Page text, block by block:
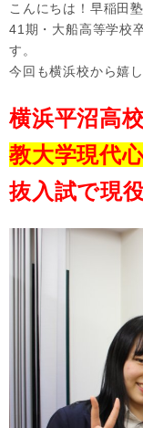
こんにちは！早稲田
41期・大船高等学校
す。
今回も横浜校から嬉
横浜平沼高
教大学現代
抜入試で現